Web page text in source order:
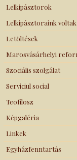
Lelkipásztorok
Lelkipásztoraink voltak
Letöltések
Marosvásárhelyi
Szociális szolgálat
Serviciul social
Teofilosz
Képgaléria
Linkek
Egyházfenntartás